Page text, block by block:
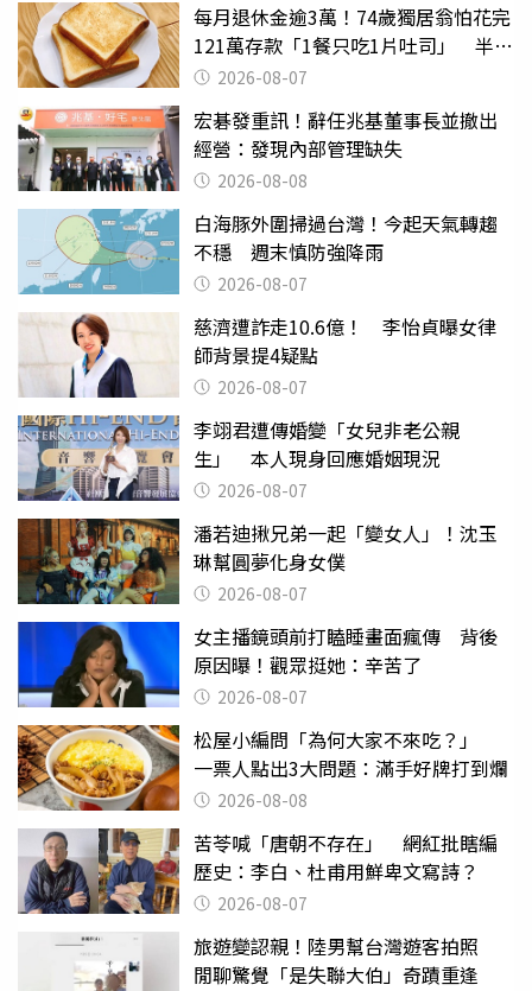
每月退休金逾3萬！74歲獨居翁怕花完
121萬存款「1餐只吃1片吐司」 半年
後暴瘦嚇壞女兒
2026-08-07
宏碁發重訊！辭任兆基董事長並撤出
經營：發現內部管理缺失
2026-08-08
白海豚外圍掃過台灣！今起天氣轉趨
不穩 週末慎防強降雨
2026-08-07
慈濟遭詐走10.6億！ 李怡貞曝女律
師背景提4疑點
2026-08-07
李翊君遭傳婚變「女兒非老公親
生」 本人現身回應婚姻現況
2026-08-07
潘若迪揪兄弟一起「變女人」！沈玉
琳幫圓夢化身女僕
2026-08-07
女主播鏡頭前打瞌睡畫面瘋傳 背後
原因曝！觀眾挺她：辛苦了
2026-08-07
松屋小編問「為何大家不來吃？」
一票人點出3大問題：滿手好牌打到爛
2026-08-08
苦苓喊「唐朝不存在」 網紅批瞎編
歷史：李白、杜甫用鮮卑文寫詩？
2026-08-07
旅遊變認親！陸男幫台灣遊客拍照
閒聊驚覺「是失聯大伯」奇蹟重逢